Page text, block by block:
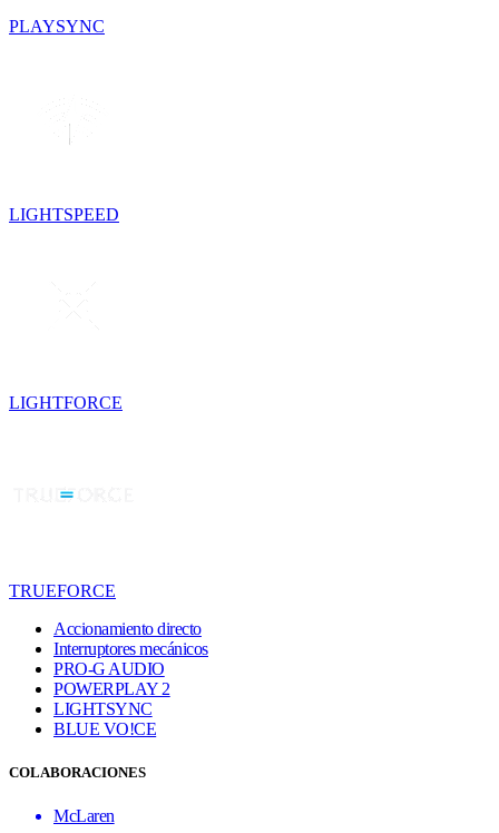
PLAYSYNC
LIGHTSPEED
LIGHTFORCE
TRUEFORCE
Accionamiento directo
Interruptores mecánicos
PRO-G AUDIO
POWERPLAY 2
LIGHTSYNC
BLUE VO!CE
COLABORACIONES
McLaren